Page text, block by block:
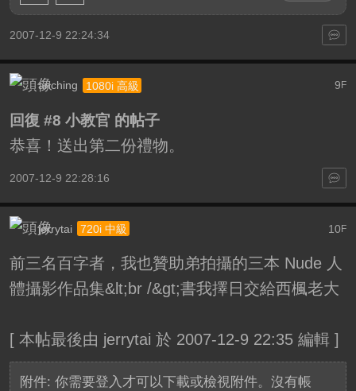
2007-12-9 22:24:34
9 F
anching 1080i 高級
回復 #8 小教官 的帖子
恭喜！送出第二份禮物。
2007-12-9 22:28:16
10F
jerrytai 720i 中級
前三名百字者，我也贊助弟拍攝的三本 Nude 人
體攝影作品集&lt;br /&gt;書我擇日交給西楓老大
[本帖最後由 jerrytai 於 2007-12-9 22:35 編輯 ]
附件: 你需要登入才可以下載或檢視附件。沒有帳